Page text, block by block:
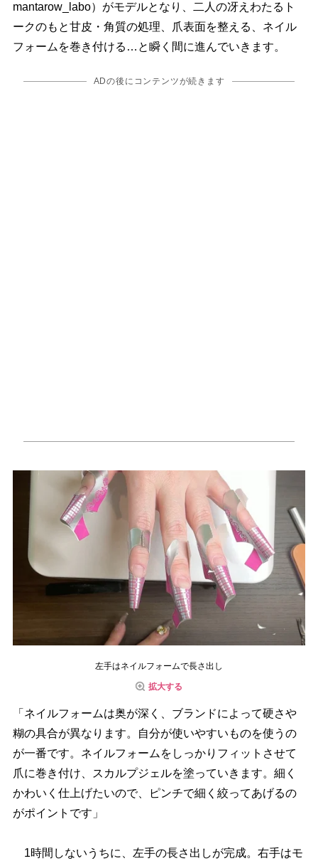
mantarow_labo）がモデルとなり、二人の冴えわたるト
ークのもと甘皮・角質の処理、爪表面を整える、ネイル
フォームを巻き付ける…と瞬く間に進んでいきます。
ADの後にコンテンツが続きます
左手はネイルフォームで長さ出し
拡大する
「ネイルフォームは奥が深く、ブランドによって硬さ
糊の具合が異なります。自分が使いやすいものを使うの
が一番です。ネイルフォームをしっかりフィットさせて
爪に巻き付け、スカルプジェルを塗っていきます。細く
かわいく仕上げたいので、ピンチで細く絞ってあげるの
がポイントです」
1時間しないうちに、左手の長さ出しが完成。右手はモ